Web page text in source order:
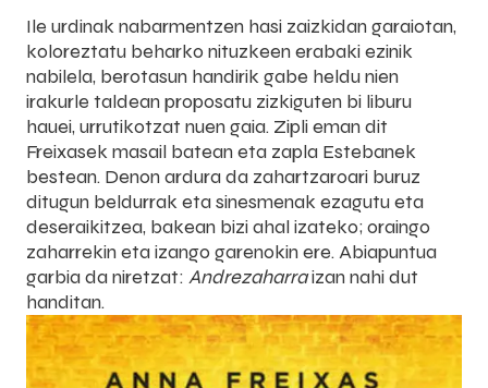
Ile urdinak nabarmentzen hasi zaizkidan garaiotan,
koloreztatu beharko nituzkeen erabaki ezinik
nabilela, berotasun handirik gabe heldu nien
irakurle taldean proposatu zizkiguten bi liburu
hauei, urrutikotzat nuen gaia. Zipli eman dit
Freixasek masail batean eta zapla Estebanek
bestean. Denon ardura da zahartzaroari buruz
ditugun beldurrak eta sinesmenak ezagutu eta
deseraikitzea, bakean bizi ahal izateko; oraingo
zaharrekin eta izango garenokin ere. Abiapuntua
garbia da niretzat: Andrezaharraizan nahi dut
handitan.